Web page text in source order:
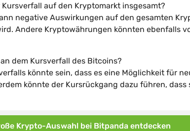
auf den Kryptomarkt insgesamt?
negative Auswirkungen auf den gesamten
Andere Kryptowährungen könnten ebenfalls
dem Kursverfall des Bitcoins?
könnte sein, dass es eine Möglichkeit für
könnte der Kursrückgang dazu führen,
Krypto-Auswahl bei Bitpanda entdecken